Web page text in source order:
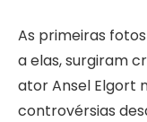
As primeiras
a elas, surgiram
ator Ansel Elgort
controvérsias